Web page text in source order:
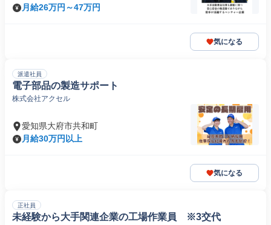
月給26万円～47万円
気になる
派遣社員
電子部品の製造サポート
株式会社アクセル
愛知県大府市共和町
月給30万円以上
気になる
正社員
未経験から大手関連企業の工場作業員 ※3交代